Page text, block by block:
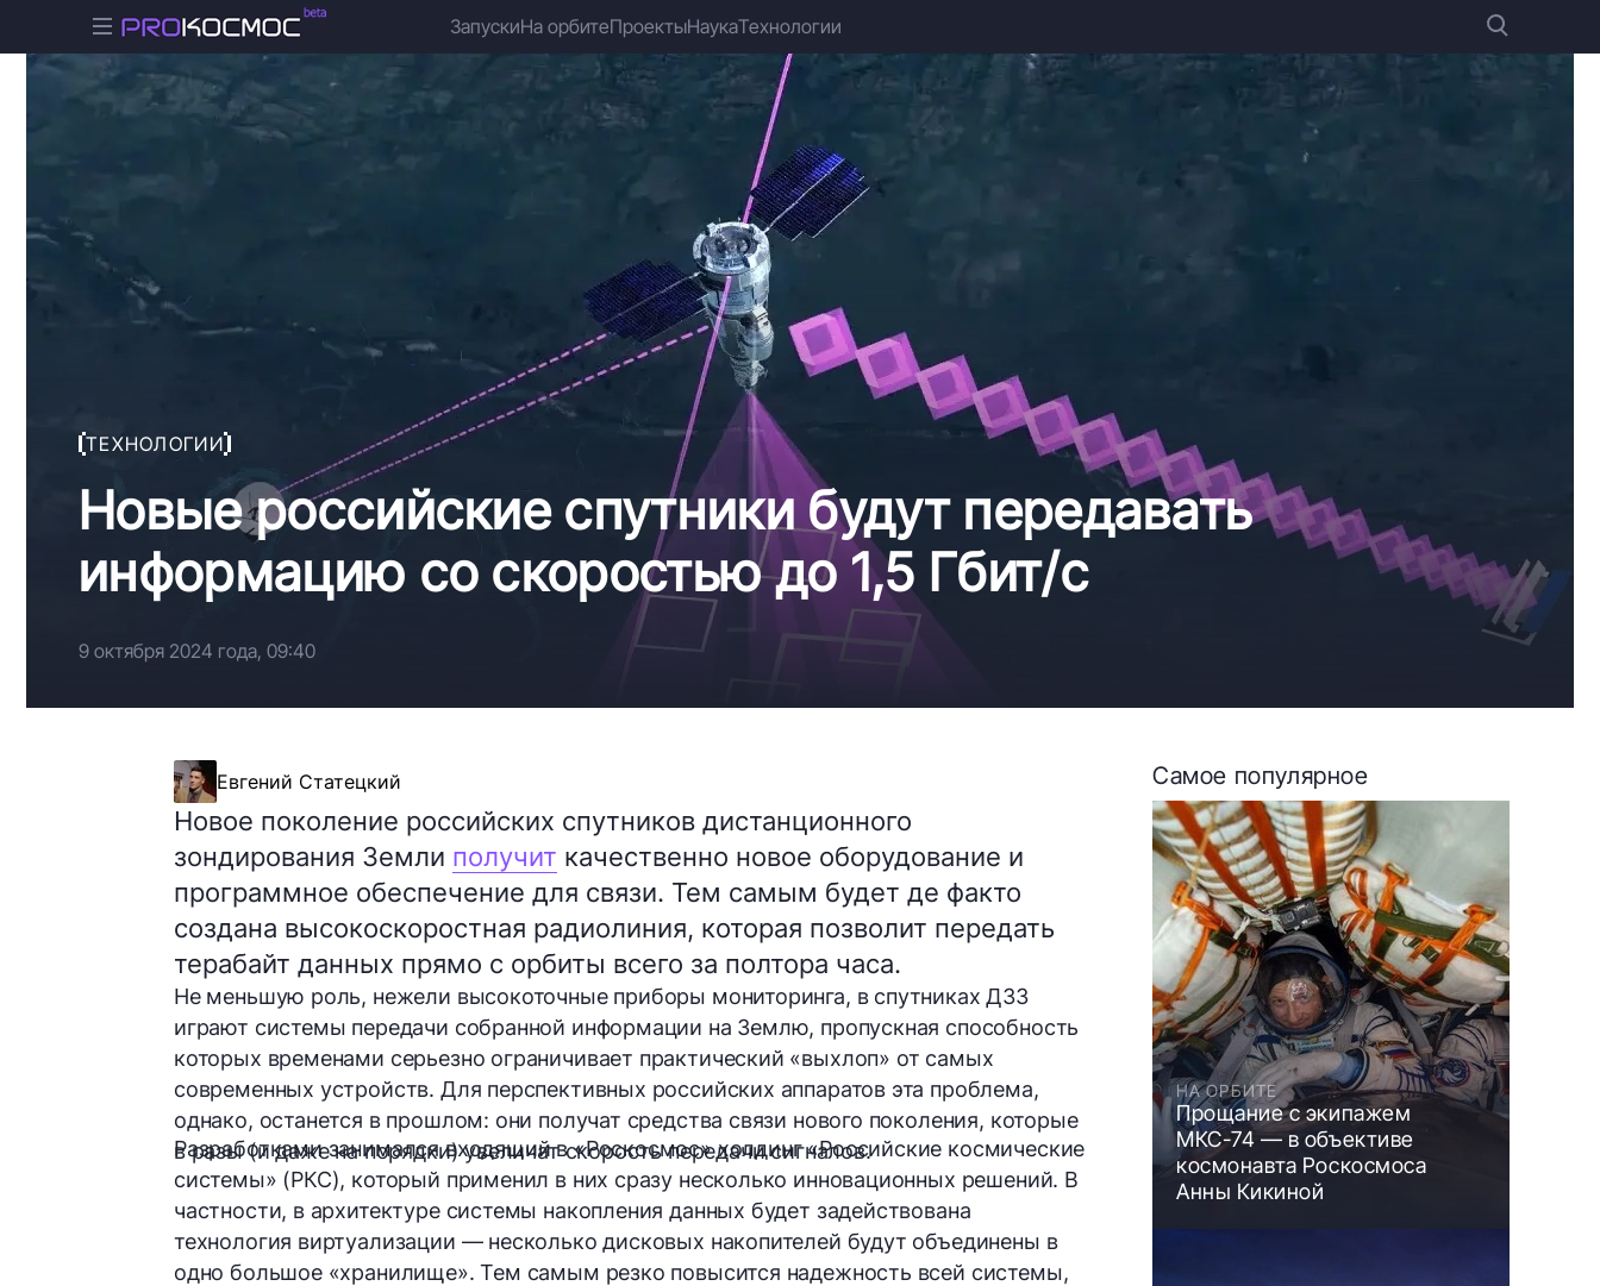
ЗапускиНа орбитеПроектыНаукаТехнологии
ТЕХНОЛОГИИ
Новые российские спутники будут передавать
информацию со скоростью до 1,5 Гбит/с
9 октября 2024 года, 09:40
Евгений Статецкий
Новое поколение российских спутников дистанционного
зондирования Земли получит качественно новое оборудование и
программное обеспечение для связи. Тем самым будет де факто
создана высокоскоростная радиолиния, которая позволит передать
терабайт данных прямо с орбиты всего за полтора часа.
Не меньшую роль, нежели высокоточные приборы мониторинга, в спутниках ДЗЗ
играют системы передачи собранной информации на Землю, пропускная способность
которых временами серьезно ограничивает практический «выхлоп» от самых
современных устройств. Для перспективных российских аппаратов эта проблема,
однако, останется в прошлом: они получат средства связи нового поколения, которые
в разы (и даже на порядки) увеличат скорость передачи сигналов.
Разработками занимался входящий в «Роскосмос» холдинг «Российские космические
системы» (РКС), который применил в них сразу несколько инновационных решений. В
частности, в архитектуре системы накопления данных будет задействована
технология виртуализации — несколько дисковых накопителей будут объединены в
одно большое «хранилище». Тем самым резко повысится надежность всей системы,
Самое популярное
НА ОРБИТЕ
Прощание с экипажем
МКС-74 — в объективе
космонавта Роскосмоса
Анны Кикиной